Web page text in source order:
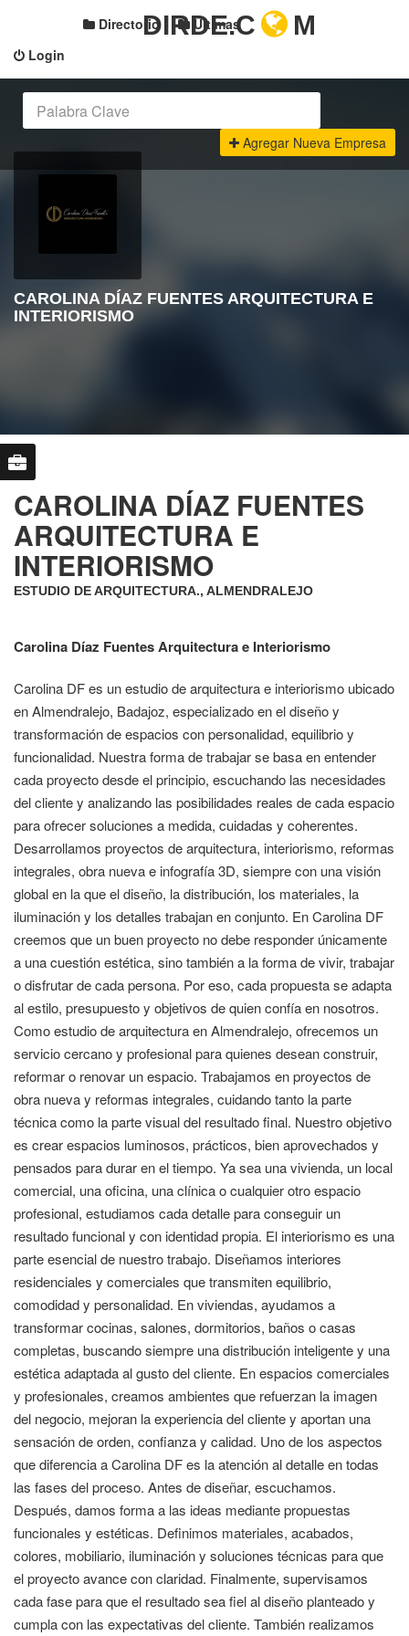
Login
Directorio Últimas
DIRDE.C M
Agregar Nueva Empresa
CAROLINA DÍAZ FUENTES ARQUITECTURA E
INTERIORISMO
CAROLINA DÍAZ FUENTES
ARQUITECTURA E
INTERIORISMO
ESTUDIO DE ARQUITECTURA., ALMENDRALEJO
Carolina Díaz Fuentes Arquitectura e Interiorismo
Carolina DF es un estudio de arquitectura e interiorismo ubicado
en Almendralejo, Badajoz, especializado en el diseño y
transformación de espacios con personalidad, equilibrio y
funcionalidad. Nuestra forma de trabajar se basa en entender
cada proyecto desde el principio, escuchando las necesidades
del cliente y analizando las posibilidades reales de cada espacio
para ofrecer soluciones a medida, cuidadas y coherentes.
Desarrollamos proyectos de arquitectura, interiorismo, reformas
integrales, obra nueva e infografía 3D, siempre con una visión
global en la que el diseño, la distribución, los materiales, la
iluminación y los detalles trabajan en conjunto. En Carolina DF
creemos que un buen proyecto no debe responder únicamente
a una cuestión estética, sino también a la forma de vivir, trabajar
o disfrutar de cada persona. Por eso, cada propuesta se adapta
al estilo, presupuesto y objetivos de quien confía en nosotros.
Como estudio de arquitectura en Almendralejo, ofrecemos un
servicio cercano y profesional para quienes desean construir,
reformar o renovar un espacio. Trabajamos en proyectos de
obra nueva y reformas integrales, cuidando tanto la parte
técnica como la parte visual del resultado final. Nuestro objetivo
es crear espacios luminosos, prácticos, bien aprovechados y
pensados para durar en el tiempo. Ya sea una vivienda, un local
comercial, una oficina, una clínica o cualquier otro espacio
profesional, estudiamos cada detalle para conseguir un
resultado funcional y con identidad propia. El interiorismo es una
parte esencial de nuestro trabajo. Diseñamos interiores
residenciales y comerciales que transmiten equilibrio,
comodidad y personalidad. En viviendas, ayudamos a
transformar cocinas, salones, dormitorios, baños o casas
completas, buscando siempre una distribución inteligente y una
estética adaptada al gusto del cliente. En espacios comerciales
y profesionales, creamos ambientes que refuerzan la imagen
del negocio, mejoran la experiencia del cliente y aportan una
sensación de orden, confianza y calidad. Uno de los aspectos
que diferencia a Carolina DF es la atención al detalle en todas
las fases del proceso. Antes de diseñar, escuchamos.
Después, damos forma a las ideas mediante propuestas
funcionales y estéticas. Definimos materiales, acabados,
colores, mobiliario, iluminación y soluciones técnicas para que
el proyecto avance con claridad. Finalmente, supervisamos
cada fase para que el resultado sea fiel al diseño planteado y
cumpla con las expectativas del cliente. También realizamos